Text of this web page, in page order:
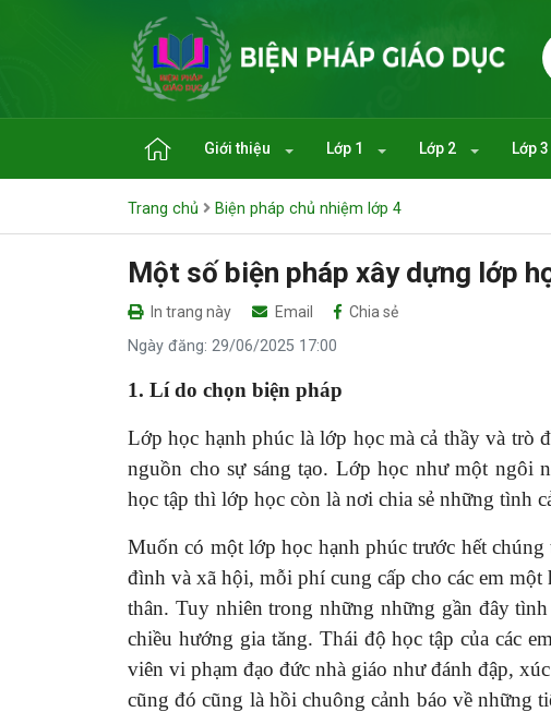
Giới thiệu Lớp 1 Lớp 2 Lớp 3
Trang chủ Biện pháp chủ nhiệm lớp 4
Một số biện pháp xây dựng lớp
In trang này Email Chia sẻ
Ngày đăng: 29/06/2025 17:00
1. Lí do chọn biện pháp
Lớp học hạnh phúc là lớp học mà cả thầy và
nguồn cho sự sáng tạo. Lớp học như một ngôi
học tập thì lớp học còn là nơi chia sẻ những tình
Muốn có một lớp học hạnh phúc trước hết
đình và xã hội, mỗi phí cung cấp cho các em một
thân. Tuy nhiên trong những những gần đây
chiều hướng gia tăng. Thái độ học tập của các
viên vi phạm đạo đức nhà giáo như đánh đập,
cũng đó cũng là hồi chuông cảnh báo về những